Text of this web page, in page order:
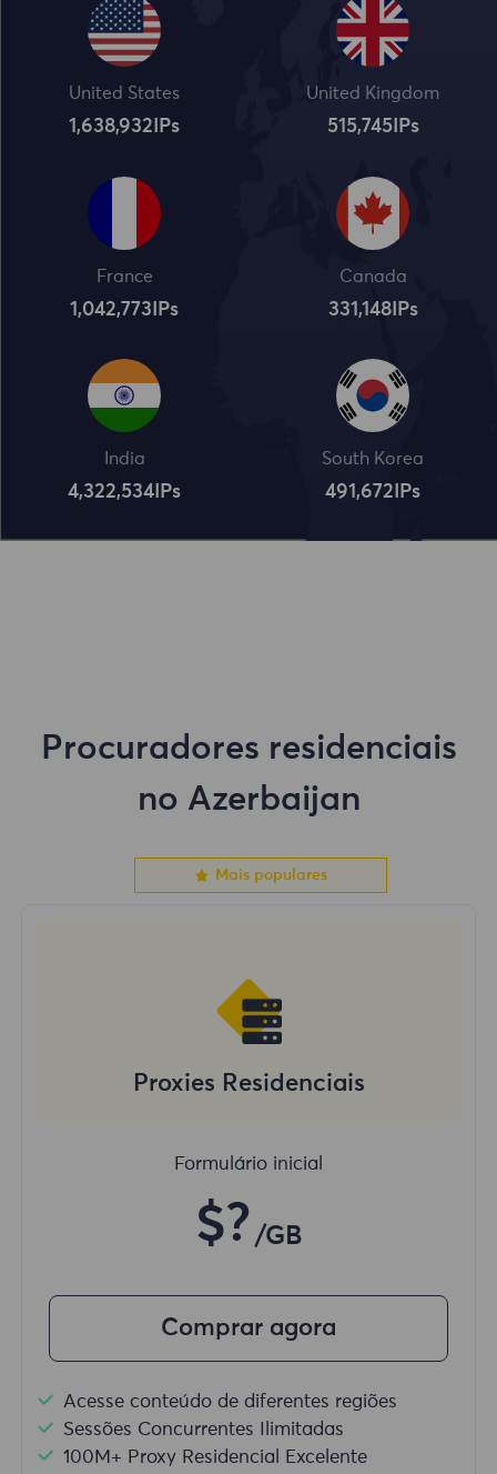
United States
1,638,932 IPs
United Kingdom
515,745IPs
France
1,042,773 IPs
Canada
331,148IPs
India
4,322,534 IPs
South Korea
491,672 IPs
Procuradores residenciais
no Azerbaijan
Mais populares
Proxies Residenciais
Formulário inicial
$? /GB
Comprar agora
Acesse conteúdo de diferentes regiões
Sessões Concurrentes Ilimitadas
100M+ Proxy Residencial Excelente